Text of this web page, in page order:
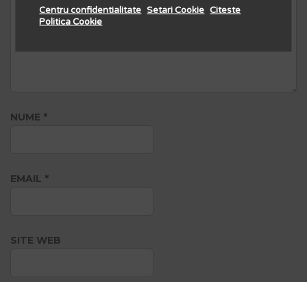
NUME *
EMAIL *
SITE WEB
Centru confidentialitate Setari Cookie Citeste
Politica Cookie